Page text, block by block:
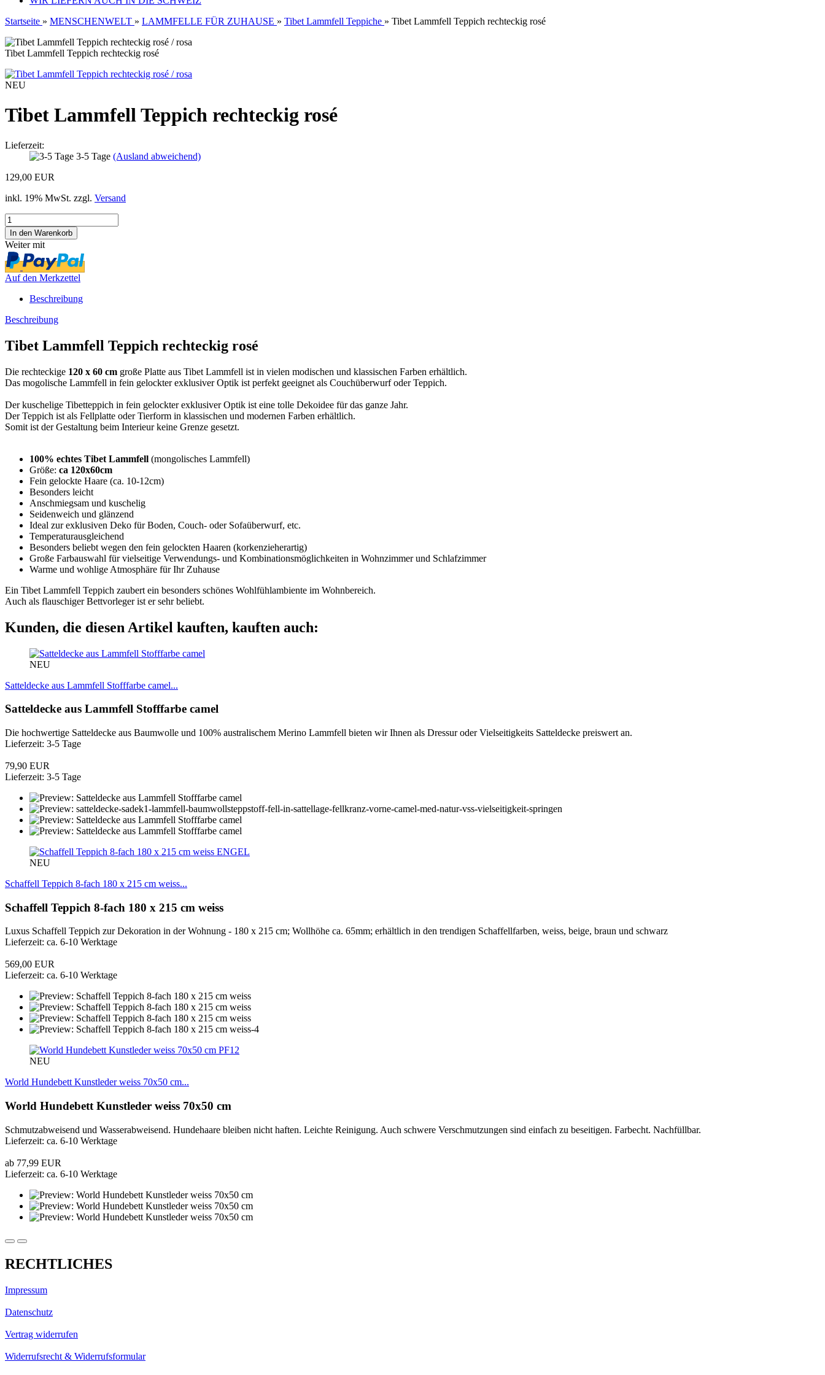
Startseite » MENSCHENWELT » LAMMFELLE FÜR ZUHAUSE » Tibet Lammfell Teppiche » Tibet Lammfell Teppich rechteckig rosé
Tibet Lammfell Teppich rechteckig rosé
NEU
Tibet Lammfell Teppich rechteckig rosé
Lieferzeit:
3-5 Tage (Ausland abweichend)
129,00 EUR
inkl. 19% MwSt. zzgl. Versand
Weiter mit
Auf den Merkzettel
Beschreibung
Beschreibung
Tibet Lammfell Teppich rechteckig rosé
Die rechteckige 120 x 60 cm große Platte aus Tibet Lammfell ist in vielen modischen und klassischen Farben erhältlich.
Das mogolische Lammfell in fein gelockter exklusiver Optik ist perfekt geeignet als Couchüberwurf oder Teppich.
Der kuschelige Tibetteppich in fein gelockter exklusiver Optik ist eine tolle Dekoidee für das ganze Jahr.
Der Teppich ist als Fellplatte oder Tierform in klassischen und modernen Farben erhältlich.
Somit ist der Gestaltung beim Interieur keine Grenze gesetzt.
100% echtes Tibet Lammfell (mongolisches Lammfell)
Größe: ca 120x60cm
Fein gelockte Haare (ca. 10-12cm)
Besonders leicht
Anschmiegsam und kuschelig
Seidenweich und glänzend
Ideal zur exklusiven Deko für Boden, Couch- oder Sofaüberwurf, etc.
Temperaturausgleichend
Besonders beliebt wegen den fein gelockten Haaren (korkenzieherartig)
Große Farbauswahl für vielseitige Verwendungs- und Kombinationsmöglichkeiten in Wohnzimmer und Schlafzimmer
Warme und wohlige Atmosphäre für Ihr Zuhause
Ein Tibet Lammfell Teppich zaubert ein besonders schönes Wohlfühlambiente im Wohnbereich.
Auch als flauschiger Bettvorleger ist er sehr beliebt.
Kunden, die diesen Artikel kauften, kauften auch:
NEU
Satteldecke aus Lammfell Stofffarbe camel...
Satteldecke aus Lammfell Stofffarbe camel
Die hochwertige Satteldecke aus Baumwolle und 100% australischem Merino Lammfell bieten wir Ihnen als Dressur oder Vielseitigkeits Satteldecke preiswert an.
Lieferzeit: 3-5 Tage
79,90 EUR
Lieferzeit: 3-5 Tage
ENGEL
NEU
Schaffell Teppich 8-fach 180 x 215 cm weiss...
Schaffell Teppich 8-fach 180 x 215 cm weiss
Luxus Schaffell Teppich zur Dekoration in der Wohnung - 180 x 215 cm; Wollhöhe ca. 65mm; erhältlich in den trendigen Schaffellfarben, weiss, beige, braun und schwarz
Lieferzeit: ca. 6-10 Werktage
569,00 EUR
Lieferzeit: ca. 6-10 Werktage
PF12
NEU
World Hundebett Kunstleder weiss 70x50 cm...
World Hundebett Kunstleder weiss 70x50 cm
Schmutzabweisend und Wasserabweisend. Hundehaare bleiben nicht haften. Leichte Reinigung. Auch schwere Verschmutzungen sind einfach zu beseitigen. Farbecht. Nachfüllbar.
Lieferzeit: ca. 6-10 Werktage
ab 77,99 EUR
Lieferzeit: ca. 6-10 Werktage
RECHTLICHES
Impressum
Datenschutz
Vertrag widerrufen
Widerrufsrecht & Widerrufsformular